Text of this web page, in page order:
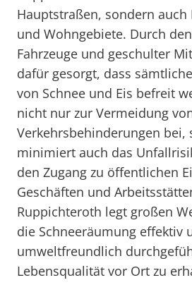
Hauptstraßen, sondern auch
und Wohngebiete. Durch
Fahrzeuge und geschulter
dafür gesorgt, dass
von Schnee und Eis befreit
nicht nur zur Vermeidung
Verkehrsbehinderungen bei,
minimiert auch das
den Zugang zu öffentlichen
Geschäften und
Ruppichteroth legt großen
die Schneeräumung effektiv
umweltfreundlich
Lebensqualität vor Ort zu